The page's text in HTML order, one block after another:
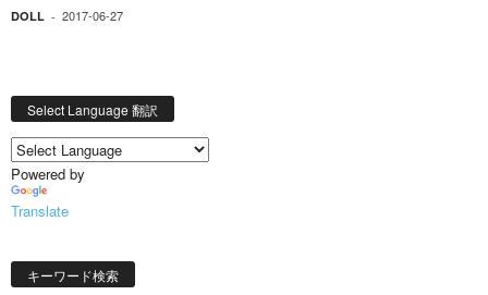
DOLL - 2017-06-27
Select Language 翻訳
Powered by
Translate
キーワード検索